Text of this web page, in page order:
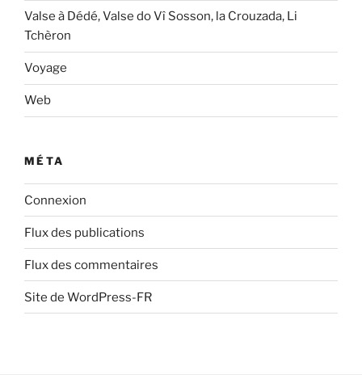
Valse à Dédé, Valse do Vî Sosson, la Crouzada, Li
Tchèron
Voyage
Web
MÉTA
Connexion
Flux des publications
Flux des commentaires
Site de WordPress-FR